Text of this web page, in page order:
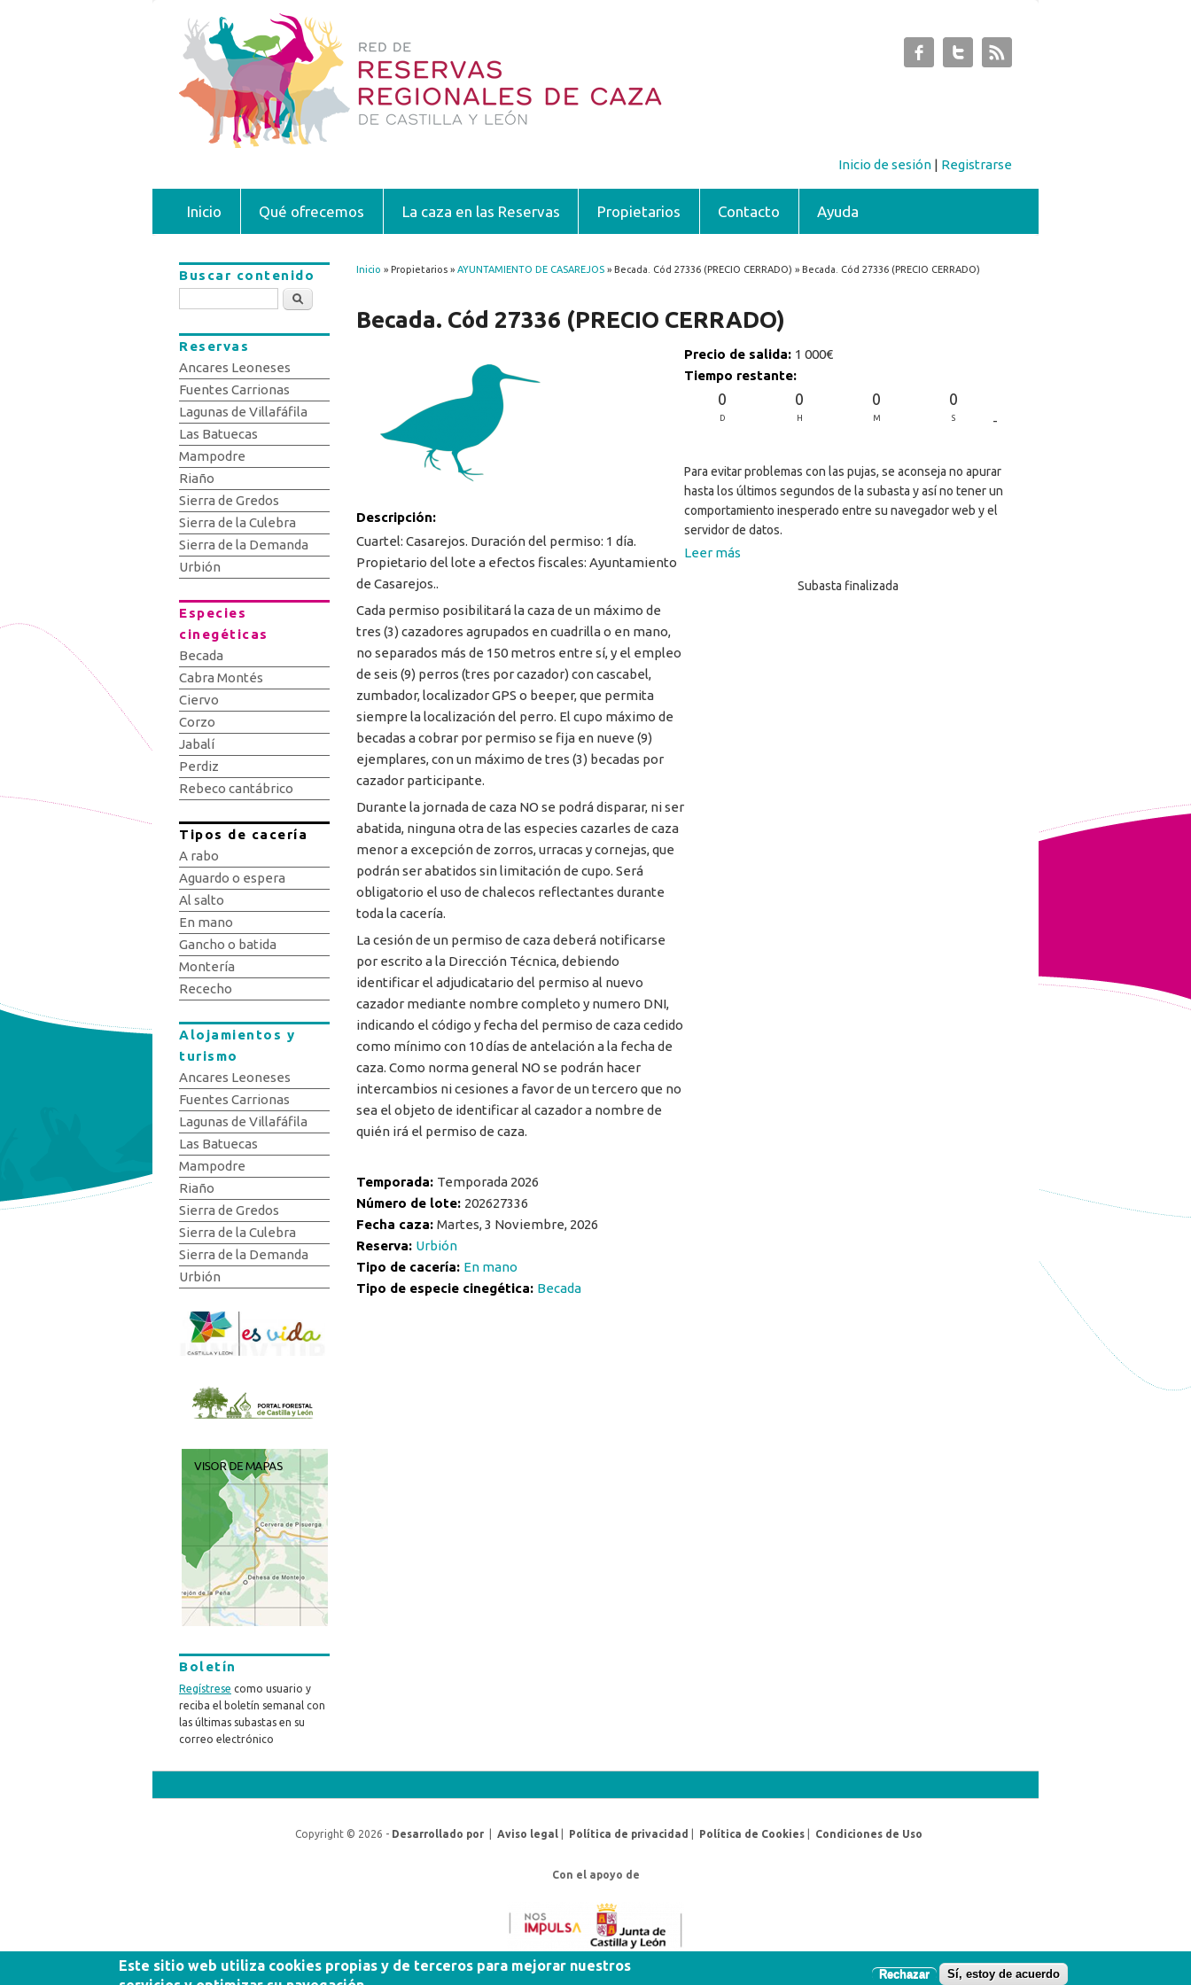
Inicio de sesión | Registrarse
Inicio Qué ofrecemos La caza en las Reservas Propietarios Contacto Ayuda
Se encuentra usted aquí
Inicio » Propietarios » AYUNTAMIENTO DE CASAREJOS » Becada. Cód 27336 (PRECIO CERRADO) » Becada. Cód 27336 (PRECIO CERRADO)
Becada. Cód 27336 (PRECIO CERRADO)
Descripción:
Cuartel: Casarejos. Duración del permiso: 1 día.
Propietario del lote a efectos fiscales: Ayuntamiento
de Casarejos..
Cada permiso posibilitará la caza de un máximo de
tres (3) cazadores agrupados en cuadrilla o en mano,
no separados más de 150 metros entre sí, y el empleo
de seis (9) perros (tres por cazador) con cascabel,
zumbador, localizador GPS o beeper, que permita
siempre la localización del perro. El cupo máximo de
becadas a cobrar por permiso se fija en nueve (9)
ejemplares, con un máximo de tres (3) becadas por
cazador participante.
Durante la jornada de caza NO se podrá disparar, ni ser
abatida, ninguna otra de las especies cazarles de caza
menor a excepción de zorros, urracas y cornejas, que
podrán ser abatidos sin limitación de cupo. Será
obligatorio el uso de chalecos reflectantes durante
toda la cacería.
La cesión de un permiso de caza deberá notificarse
por escrito a la Dirección Técnica, debiendo
identificar el adjudicatario del permiso al nuevo
cazador mediante nombre completo y numero DNI,
indicando el código y fecha del permiso de caza cedido
como mínimo con 10 días de antelación a la fecha de
caza. Como norma general NO se podrán hacer
intercambios ni cesiones a favor de un tercero que no
sea el objeto de identificar al cazador a nombre de
quién irá el permiso de caza.
Temporada: Temporada 2026
Número de lote: 202627336
Fecha caza: Martes, 3 Noviembre, 2026
Reserva: Urbión
Tipo de cacería: En mano
Tipo de especie cinegética: Becada
Precio de salida: 1 000€
Tiempo restante:
0
D
0
H
0
M
0
S -
Para evitar problemas con las pujas, se aconseja no apurar
hasta los últimos segundos de la subasta y así no tener un
comportamiento inesperado entre su navegador web y el
servidor de datos.
Leer más
Subasta finalizada
Buscar contenido
Buscar
Reservas
Ancares Leoneses
Fuentes Carrionas
Lagunas de Villafáfila
Las Batuecas
Mampodre
Riaño
Sierra de Gredos
Sierra de la Culebra
Sierra de la Demanda
Urbión
Especies
cinegéticas
Becada
Cabra Montés
Ciervo
Corzo
Jabalí
Perdiz
Rebeco cantábrico
Tipos de cacería
A rabo
Aguardo o espera
Al salto
En mano
Gancho o batida
Montería
Rececho
Alojamientos y
turismo
Ancares Leoneses
Fuentes Carrionas
Lagunas de Villafáfila
Las Batuecas
Mampodre
Riaño
Sierra de Gredos
Sierra de la Culebra
Sierra de la Demanda
Urbión
Boletín
Regístrese como usuario y
reciba el boletín semanal con
las últimas subastas en su
correo electrónico
Copyright © 2026 - Desarrollado por| Aviso legal Política de privacidad Política de Cookies| Condiciones de Uso
Con el apoyo de
Este sitio web utiliza cookies propias y de terceros para mejorar nuestros
Rechazar Sí, estoy de acuerdo